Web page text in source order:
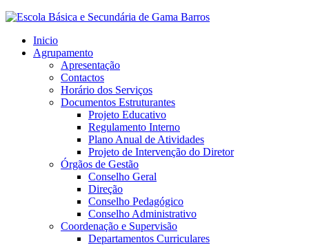
Inicio
Agrupamento
Apresentação
Contactos
Horário dos Serviços
Documentos Estruturantes
Projeto Educativo
Regulamento Interno
Plano Anual de Atividades
Projeto de Intervenção do Diretor
Órgãos de Gestão
Conselho Geral
Direção
Conselho Pedagógico
Conselho Administrativo
Coordenação e Supervisão
Departamentos Curriculares